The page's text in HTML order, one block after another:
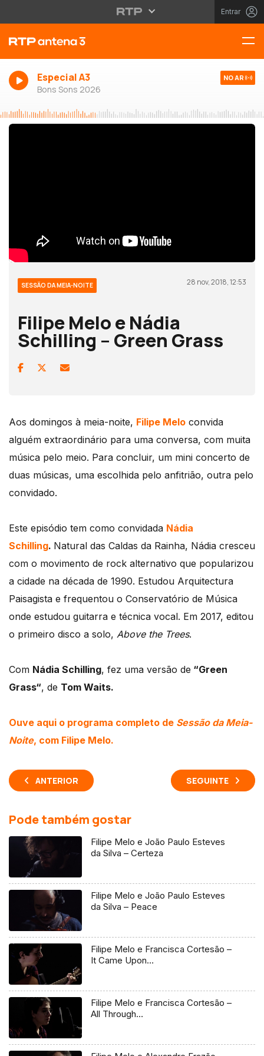
Entrar
Especial A3
Bons Sons 2026
NO AR
SESSÃO DA MEIA-NOITE 28 nov, 2018, 12:53
Filipe Melo e Nádia
Schilling – Green Grass
Aos domingos à meia-noite, Filipe Melo convida
alguém extraordinário para uma conversa, com muita
música pelo meio. Para concluir, um mini concerto de
duas músicas, uma escolhida pelo anfitrião, outra pelo
convidado.
Este episódio tem como convidada Nádia
Schilling. Natural das Caldas da Rainha, Nádia cresceu
com o movimento de rock alternativo que popularizou
a cidade na década de 1990. Estudou Arquitectura
Paisagista e frequentou o Conservatório de Música
onde estudou guitarra e técnica vocal. Em 2017, editou
o primeiro disco a solo, Above the Trees.
Com Nádia Schilling, fez uma versão de “Green
Grass“, de Tom Waits.
Ouve aqui o programa completo de Sessão da Meia-
Noite, com Filipe Melo.
ANTERIOR SEGUINTE
Pode também gostar
Filipe Melo e João Paulo Esteves
da Silva – Certeza
Filipe Melo e João Paulo Esteves
da Silva – Peace
Filipe Melo e Francisca Cortesão –
It Came Upon…
Filipe Melo e Francisca Cortesão –
All Through…